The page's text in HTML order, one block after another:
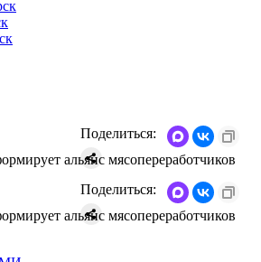
альянс мясопереработчиков
Поделиться:
альянс мясопереработчиков
Поделиться: